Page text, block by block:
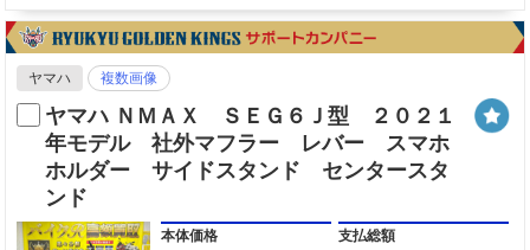
ヤマハ 複数画像
ヤマハ ＮＭＡＸ ＳＥＧ６Ｊ型 ２０２１
年モデル 社外マフラー レバー スマホ
ホルダー サイドスタンド センタースタ
ンド
本体価格 支払総額